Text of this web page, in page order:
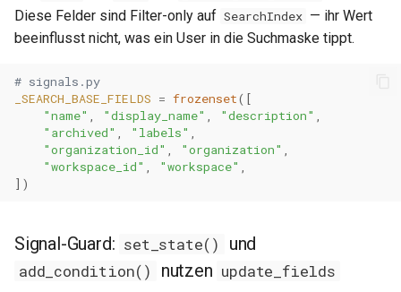
0.30.1
0.29.17
0.29.16
0.29.15
0.29.14
0.29.13
Diese Felder sind Filter-only auf SearchIndex — ihr Wert
beeinflusst nicht, was ein User in die Suchmaske tippt.
# signals.py
_SEARCH_BASE_FIELDS = frozenset([
"name"
"display_name" "description"
"archived"
"labels"
"organization_id"
"organization"
"workspace_id"
"workspace"
])
Signal-Guard: set_state() und
add_condition() nutzen update_fields